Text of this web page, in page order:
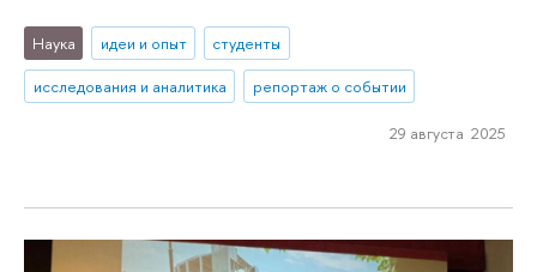
Наука идеи и опыт
студенты
исследования и аналитика
репортаж о событии
29 августа 2025